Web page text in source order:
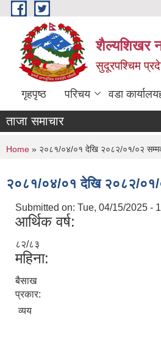
Skip to main content
शैल्यशिखर
सुदूरपश्चिम
गृहपृष्ठ परिचय वडा
ताजा समाचार
You are here
Home » २०८१/०४/०१ देखि २०८२/०१/०२
२०८१/०४/०१ देखि २०८२/०१/
Submitted on: Tue, 04/15/2025 -
आर्थिक वर्ष:
८२/८३
महिना:
बैसाख
प्रकार:
व्यय